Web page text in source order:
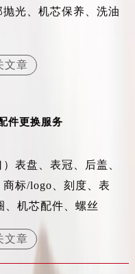
光、机芯保养、洗油
文章
件更换服务
表盘、表冠、后盖、
标/logo、刻度、表
、机芯配件、螺丝
文章